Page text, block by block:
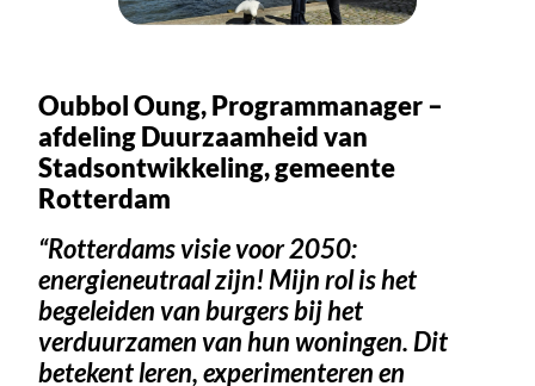
Oubbol Oung, Programmanager –
afdeling Duurzaamheid van
Stadsontwikkeling, gemeente
Rotterdam
“Rotterdams visie voor 2050:
energieneutraal zijn! Mijn rol is het
begeleiden van burgers bij het
verduurzamen van hun woningen. Dit
betekent leren, experimenteren en